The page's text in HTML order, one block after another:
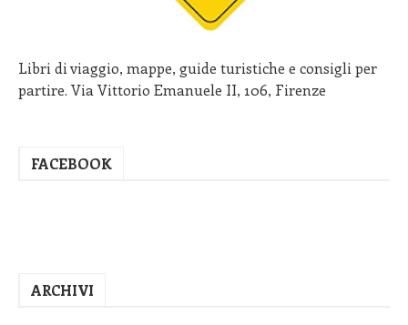
Libri di viaggio, mappe, guide turistiche e consigli per
partire. Via Vittorio Emanuele II, 106, Firenze
FACEBOOK
ARCHIVI